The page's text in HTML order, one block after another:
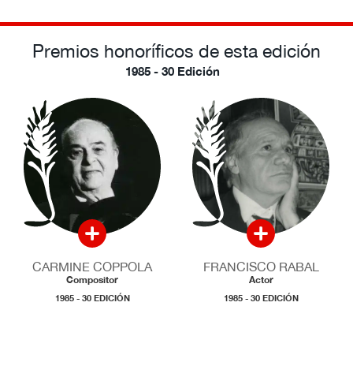
Premios honoríficos de esta edición
1985 - 30 Edición
CARMINE COPPOLA
Compositor
1985 - 30 EDICIÓN
FRANCISCO RABAL
Actor
1985 - 30 EDICIÓN